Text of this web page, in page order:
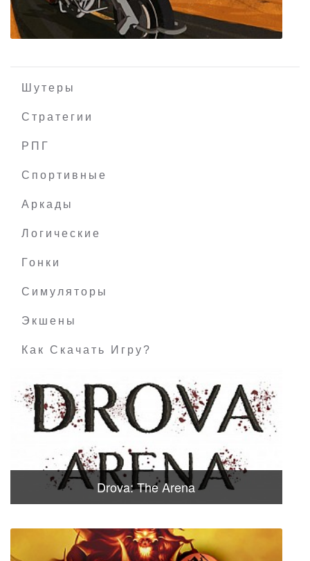
Шутеры
Стратегии
РПГ
Спортивные
Аркады
Логические
Гонки
Симуляторы
Экшены
Как Скачать Игру?
Drova: The Arena